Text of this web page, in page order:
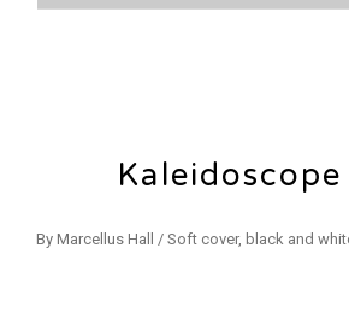
By Marcellus Hall / Soft cover, black and